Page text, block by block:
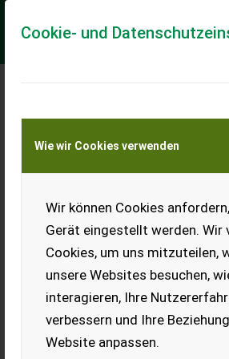
Cookie- und
Wie wir Cookies verwenden
Wir können Cookies
Gerät eingestellt werden. Wir
Cookies, um uns mitzuteilen,
unsere Websites besuchen,
interagieren, Ihre
verbessern und Ihre
Website anpassen.
VORSICHT
WIEDER